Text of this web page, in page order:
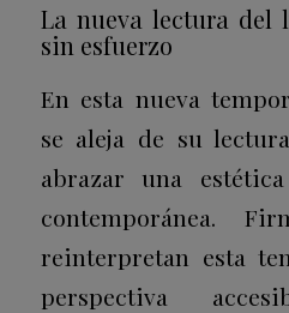
La nueva lectura del
sin esfuerzo
En esta nueva
se aleja de su
abrazar una
contemporánea.
reinterpretan esta
perspectiva